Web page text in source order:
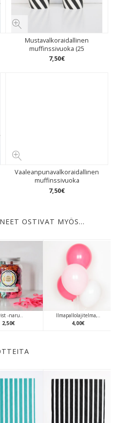
Mustavalkoraidallinen
muffinssivuoka (25
7,50€
Vaaleanpunavalkoraidallinen
muffinssivuoka
7,50€
OSTIVAT MYÖS…
-naru..
2,50€
Ilmapallolajitelma,..
4,00€